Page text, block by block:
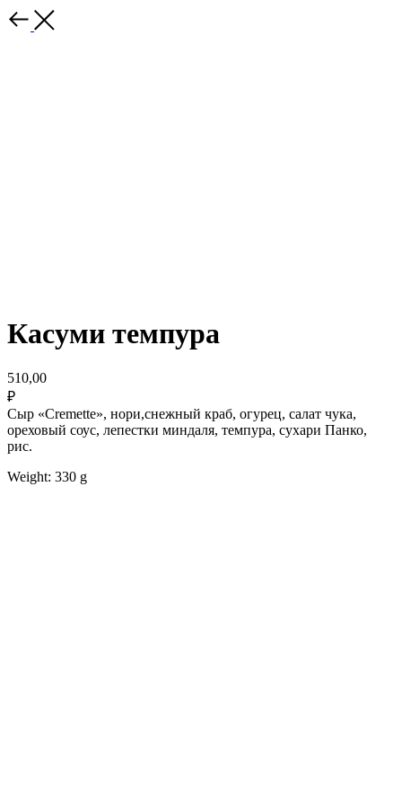
Касуми темпура
510,00
₽
Сыр «Cremette», нори,снежный краб, огурец, салат чука,
ореховый соус, лепестки миндаля, темпура, сухари Панко,
рис.
Weight: 330 g